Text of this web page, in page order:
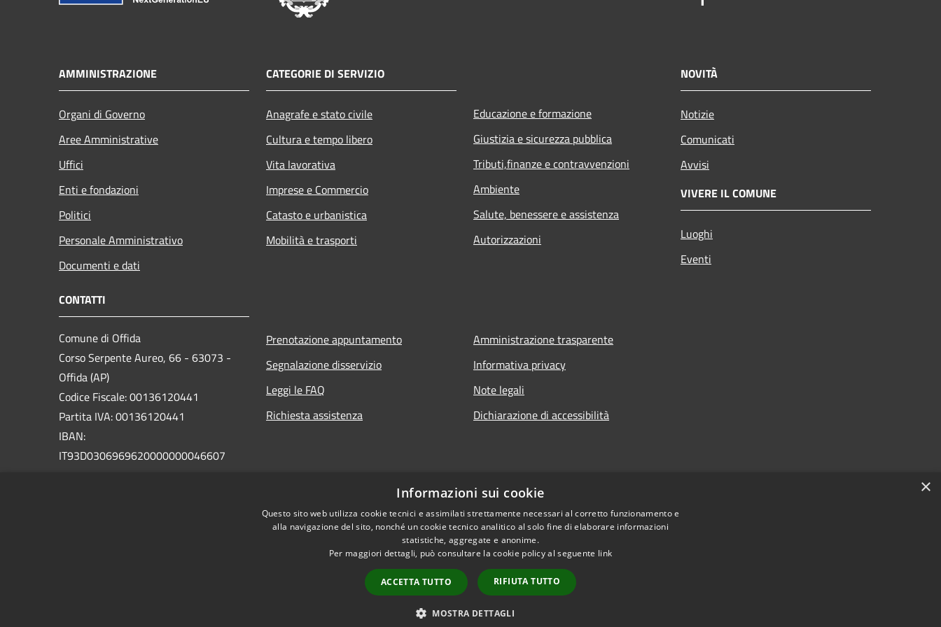
AMMINISTRAZIONE
Organi di Governo
Aree Amministrative
Uffici
Enti e fondazioni
Politici
Personale Amministrativo
Documenti e dati
CATEGORIE DI SERVIZIO
Anagrafe e stato civile
Cultura e tempo libero
Vita lavorativa
Imprese e Commercio
Catasto e urbanistica
Mobilità e trasporti
Educazione e formazione
Giustizia e sicurezza pubblica
Tributi,finanze e contravvenzioni
Ambiente
Salute, benessere e assistenza
Autorizzazioni
NOVITÀ
Notizie
Comunicati
Avvisi
VIVERE IL COMUNE
Luoghi
Eventi
CONTATTI
Comune di Offida
Corso Serpente Aureo, 66 - 63073 -
Offida (AP)
Codice Fiscale: 00136120441
Partita IVA: 00136120441
IBAN:
IT93D0306969620000000046607
Prenotazione appuntamento
Segnalazione disservizio
Leggi le FAQ
Richiesta assistenza
Amministrazione trasparente
Informativa privacy
Note legali
Dichiarazione di accessibilità
Copyright © 2026 • Comune di Offida • Powered by
×
Informazioni sui cookie
Questo sito web utilizza cookie tecnici e assimilati strettamente necessari al corretto funzionamento e
alla navigazione del sito, nonché un cookie tecnico analitico al solo fine di elaborare informazioni
statistiche, aggregate e anonime.
Per maggiori dettagli, può consultare la cookie policy al seguente link
ACCETTA TUTTO RIFIUTA TUTTO
MOSTRA DETTAGLI